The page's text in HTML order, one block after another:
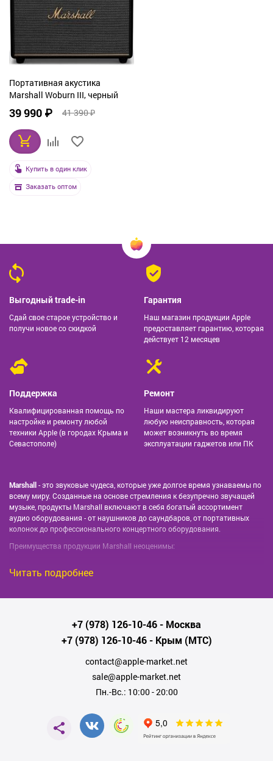
Портативная акустика
Marshall Woburn III, черный
39 990 ₽ 41 390 ₽
Купить в один клик
Заказать оптом
Выгодный trade-in
Сдай свое старое устройство и
получи новое со скидкой
Гарантия
Наш магазин продукции Apple
предоставляет гарантию, которая
действует 12 месяцев
Поддержка
Квалифицированная помощь по
настройке и ремонту любой
техники Apple (в городах Крыма и
Севастополе)
Ремонт
Наши мастера ликвидируют
любую неисправность, которая
может возникнуть во время
эксплуатации гаджетов или ПК
Marshall- это звуковые чудеса, которые уже долгое время узнаваемы по
всему миру. Созданные на основе стремления к безупречно звучащей
музыке, продукты Marshall включают в себя богатый ассортимент
аудио оборудования - от наушников до саундбаров, от портативных
колонок до профессионального концертного оборудования.
Преимущества продукции Marshall неоценимы:
Звук высшего качества
любую мелодию.
надежностью и долговечностью. Их оборудование
служит десятилетиями, сохраняя первозданный
характер звука.
Классический дизайн
Marshall наполнено нотками ретро, которые
добавляют уникальности и индивидуальности.
Читать подробнее
+7 (978) 126-10-46- Москва
+7 (978) 126-10-46- Крым (МТС)
contact@apple-market.net
sale@apple-market.net
Пн.-Вс.: 10:00 - 20:00